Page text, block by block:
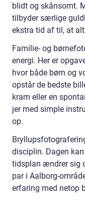
blidt og skånsomt.
tilbyder særlige
ekstra tid af til, at
Familie- og
energi. Her er
hvor både børn og
opstår de bedste
kram eller en
jer med simple
op.
disciplin. Dagen
tidsplan ændrer sig
par i Aalborg-
erfaring med netop